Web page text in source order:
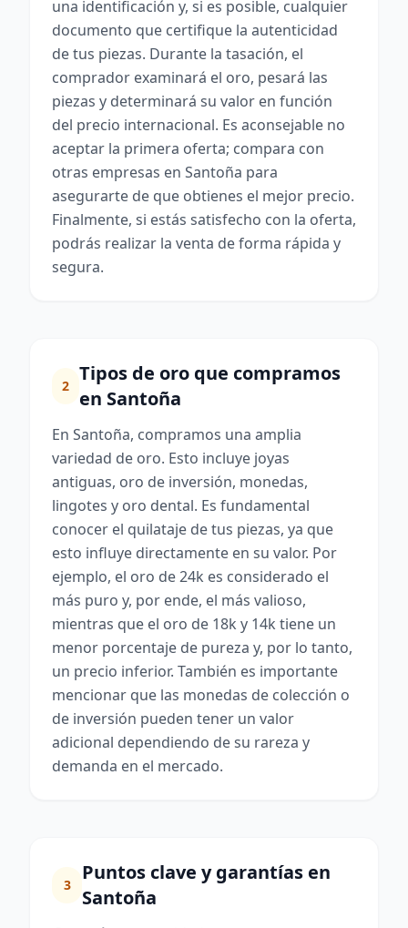
una identificación y, si es posible, cualquier
documento que certifique la autenticidad
de tus piezas. Durante la tasación, el
comprador examinará el oro, pesará las
piezas y determinará su valor en función
del precio internacional. Es aconsejable no
aceptar la primera oferta; compara con
otras empresas en Santoña para
asegurarte de que obtienes el mejor precio.
Finalmente, si estás satisfecho con la oferta,
podrás realizar la venta de forma rápida y
segura.
2
Tipos de oro que compramos
en Santoña
En Santoña, compramos una amplia
variedad de oro. Esto incluye joyas
antiguas, oro de inversión, monedas,
lingotes y oro dental. Es fundamental
conocer el quilataje de tus piezas, ya que
esto influye directamente en su valor. Por
ejemplo, el oro de 24k es considerado el
más puro y, por ende, el más valioso,
mientras que el oro de 18k y 14k tiene un
menor porcentaje de pureza y, por lo tanto,
un precio inferior. También es importante
mencionar que las monedas de colección o
de inversión pueden tener un valor
adicional dependiendo de su rareza y
demanda en el mercado.
3
Puntos clave y garantías en
Santoña